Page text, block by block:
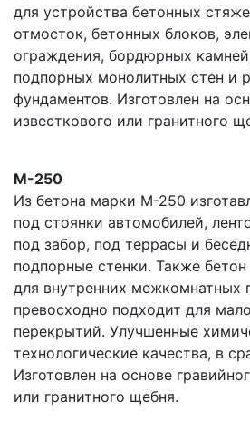
для устройства бетонных
отмосток, бетонных блоков,
ограждения, бордюрных
подпорных монолитных стен и
фундаментов. Изготовлен на
известкового или гранитного
М-250
Из бетона марки М-250
под стоянки автомобилей,
под забор, под террасы и
подпорные стенки. Также
для внутренних межкомнатных
превосходно подходит для
перекрытий. Улучшенные
технологические качества, в
Изготовлен на основе
или гранитного щебня.